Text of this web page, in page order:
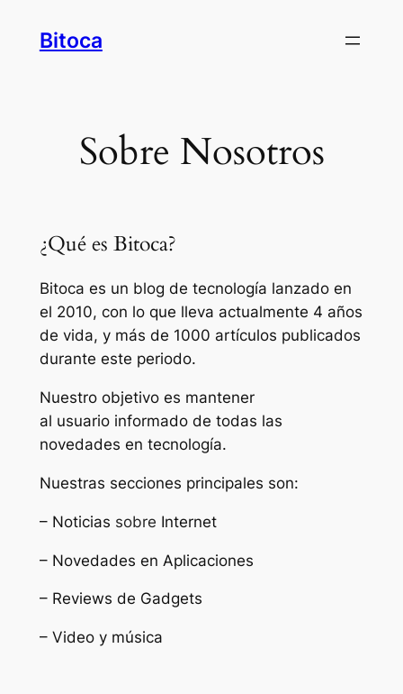
Bitoca
Sobre Nosotros
¿Qué es Bitoca?
Bitoca es un blog de tecnología lanzado en
el 2010, con lo que lleva actualmente 4 años
de vida, y más de 1000 artículos publicados
durante este periodo.
Nuestro objetivo es mantener
al usuario informado de todas las
novedades en tecnología.
Nuestras secciones principales son:
– Noticias sobre Internet
– Novedades en Aplicaciones
– Reviews de Gadgets
– Video y música